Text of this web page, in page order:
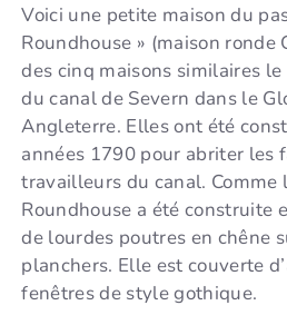
Voici une petite maison du
Roundhouse » (maison ronde
des cinq maisons similaires
du canal de Severn dans le
Angleterre. Elles ont été
années 1790 pour abriter les
travailleurs du canal. Comme
Roundhouse a été construite
de lourdes poutres en chêne
planchers. Elle est couverte
fenêtres de style gothique.